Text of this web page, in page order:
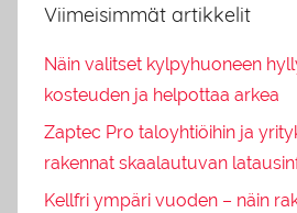
Viimeisimmät artikkelit
Näin valitset kylpyhuoneen
kosteuden ja helpottaa arkea
Zaptec Pro taloyhtiöihin ja
rakennat skaalautuvan
Kellfri ympäri vuoden – näin